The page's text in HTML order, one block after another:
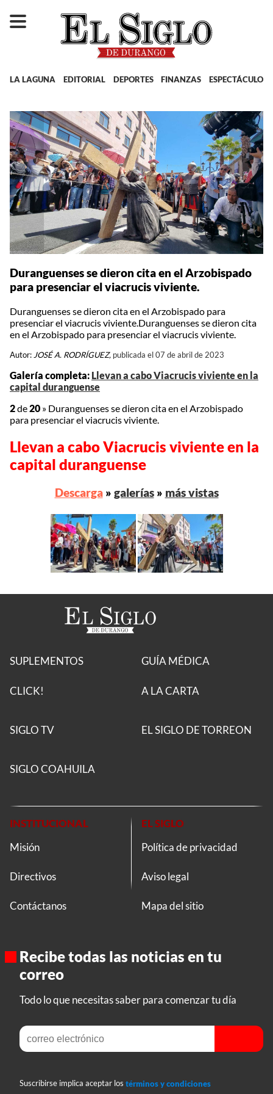
LA LAGUNA EDITORIAL DEPORTES FINANZAS ESPECTÁCULOS
Duranguenses se dieron cita en el Arzobispado
para presenciar el viacrucis viviente.
Duranguenses se dieron cita en el Arzobispado para
presenciar el viacrucis viviente.Duranguenses se dieron cita
en el Arzobispado para presenciar el viacrucis viviente.
Autor: JOSÉ A. RODRÍGUEZ, publicada el 07 de abril de 2023
Galería completa: Llevan a cabo Viacrucis viviente en la
capital duranguense
2de20 » Duranguenses se dieron cita en el Arzobispado
para presenciar el viacrucis viviente.
Llevan a cabo Viacrucis viviente en la
capital duranguense
Descarga» galerías» más vistas
SUPLEMENTOS
CLICK!
GUÍA MÉDICA
A LA CARTA
SIGLO TV EL SIGLO DE TORREON
SIGLO COAHUILA
INSTITUCIONAL
Misión
Directivos
Contáctanos
EL SIGLO
Política de privacidad
Aviso legal
Mapa del sitio
Recibe todas las noticias en tu
correo
Todo lo que necesitas saber para comenzar tu día
Suscribirse implica aceptar los términos y condiciones